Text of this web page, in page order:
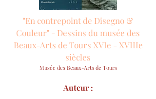
"En contrepoint de Disegno &
Couleur" - Dessins du musée des
Beaux-Arts de Tours XVIe - XVIIIe
siècles
Musée des Beaux-Arts de Tours
Auteur :